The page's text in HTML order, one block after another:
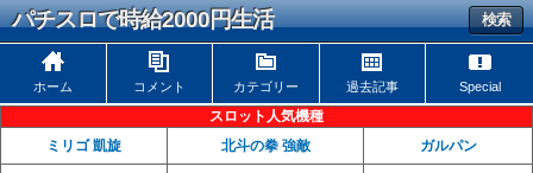
パチスロで時給2000円生活 検索
ホーム コメント カテゴリー 過去記事 Special
スロット人気機種
ミリゴ 凱旋
北斗の拳 強敵 ガルパン